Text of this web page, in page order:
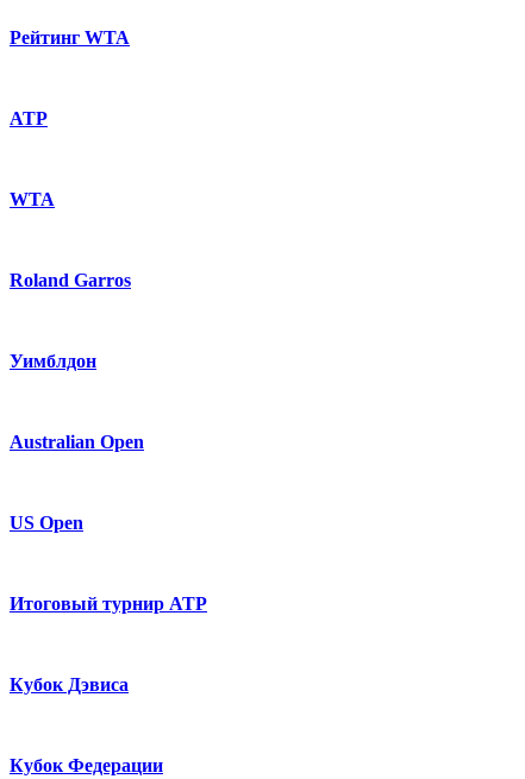
Рейтинг WTA
ATP
WTA
Roland Garros
Уимблдон
Australian Open
US Open
Итоговый турнир ATP
Кубок Дэвиса
Кубок Федерации